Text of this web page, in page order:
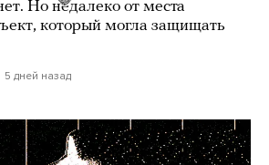
Но недалеко от места
который могла защищать
5 дней назад